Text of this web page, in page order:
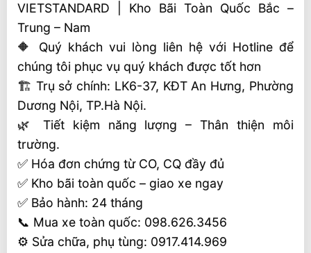
VIETSTANDARD | Kho Bãi Toàn Quốc Bắc –
Trung – Nam
🔶 Quý khách vui lòng liên hệ với Hotline để
chúng tôi phục vụ quý khách được tốt hơn
🏗 Trụ sở chính: LK6-37, KĐT An Hưng, Phường
Dương Nội, TP.Hà Nội.
🌿 Tiết kiệm năng lượng – Thân thiện môi
trường.
✅ Hóa đơn chứng từ CO, CQ đầy đủ
✅ Kho bãi toàn quốc – giao xe ngay
✅ Bảo hành: 24 tháng
📞 Mua xe toàn quốc: 098.626.3456
⚙️ Sửa chữa, phụ tùng: 0917.414.969